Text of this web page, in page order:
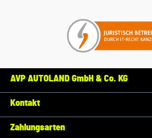
AVP AUTOLAND GmbH & Co. KG
Kontakt
Zahlungsarten